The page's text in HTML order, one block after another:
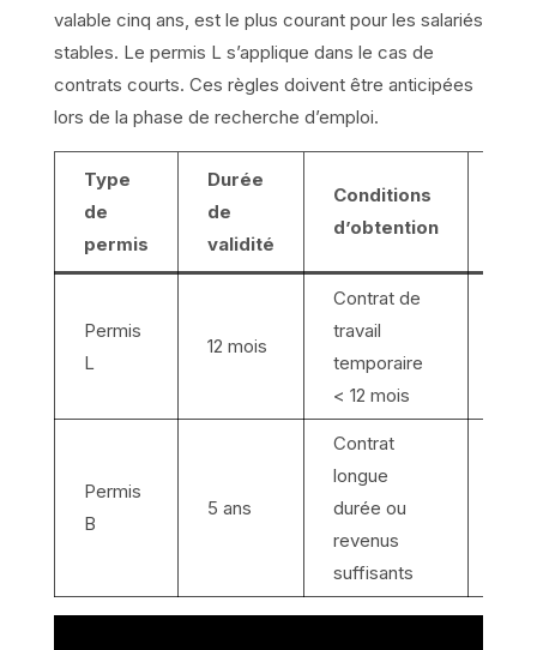
valable cinq ans, est le plus courant pour les salariés
stables. Le permis L s’applique dans le cas de
contrats courts. Ces règles doivent être anticipées
lors de la phase de recherche d’emploi.
Type
de
permis
Durée
de
validité
Conditions
d’obtention
Permis
L
12 mois
Contrat de
travail
temporaire
< 12 mois
Permis
B
5 ans
Contrat
longue
durée ou
revenus
suffisants